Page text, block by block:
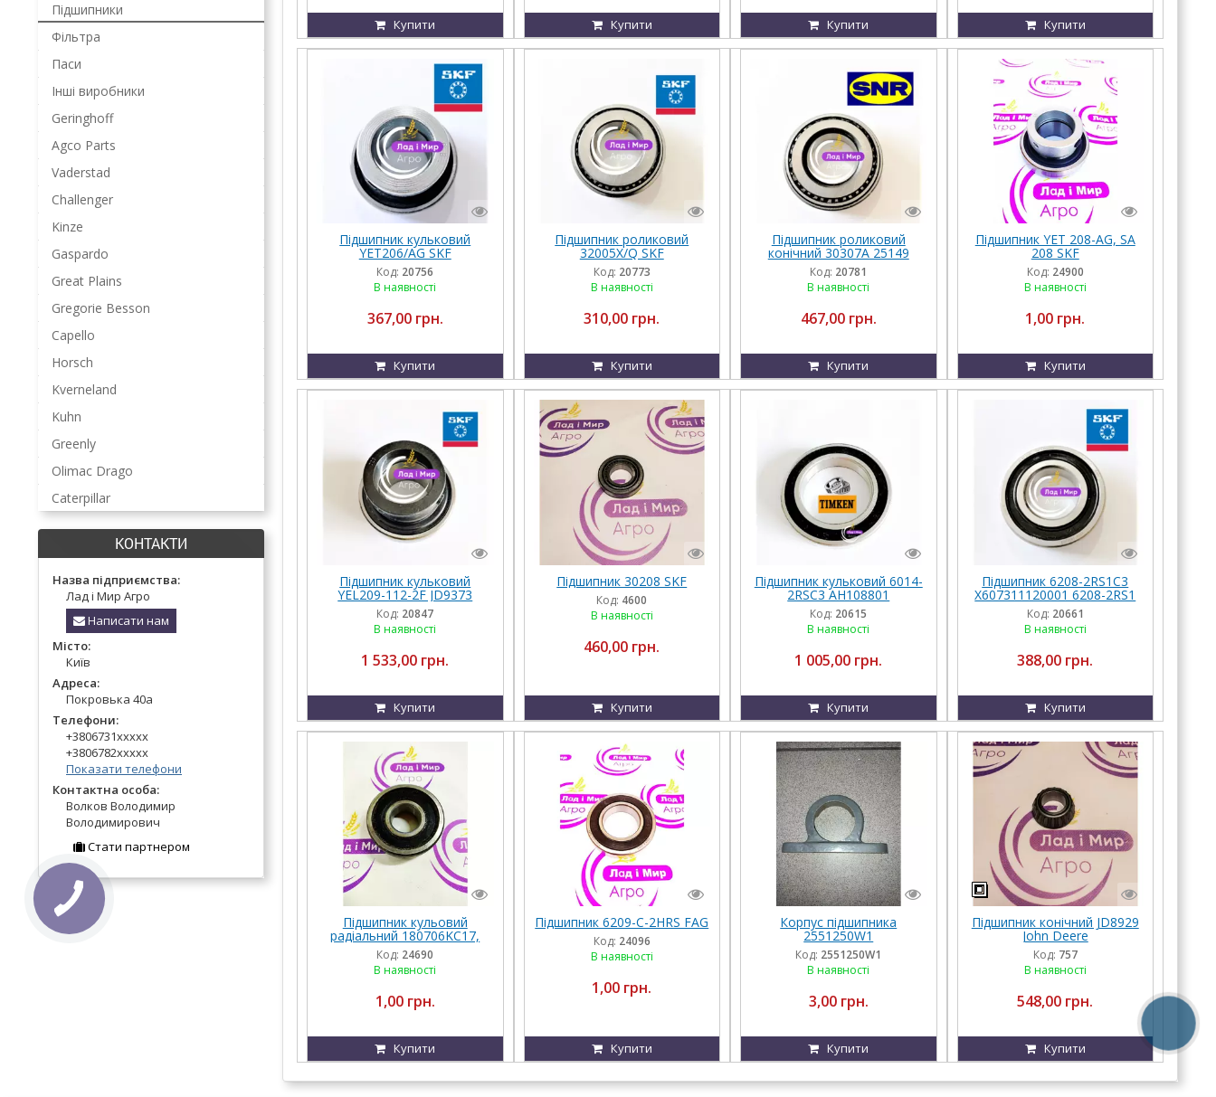
Купити Купити Купити Купити
Підшипник кульковий
YET206/AG SKF
Код: 20756
В наявності
367,00 грн.
Купити
Підшипник роликовий
32005X/Q SKF
Код: 20773
В наявності
310,00 грн.
Купити
Підшипник роликовий
конічний 30307A 25149
2436830 30307 4T-30307
SNR
Код: 20781
В наявності
467,00 грн.
Купити
Підшипник YET 208-AG, SA
208 SKF
Код: 24900
В наявності
1,00 грн.
Купити
Підшипник кульковий
YEL209-112-2F JD9373
W208HPPB16 70539158
UEL209-112D1W3 SKF
Код: 20847
В наявності
1 533,00 грн.
Купити
Підшипник 30208 SKF
Код: 4600
В наявності
460,00 грн.
Купити
Підшипник кульковий 6014-
2RSC3 AH108801
X605506301000 2157220
Timken
Код: 20615
В наявності
1 005,00 грн.
Купити
Підшипник 6208-2RS1C3
X607311120001 6208-2RS1
SKF
Код: 20661
В наявності
388,00 грн.
Купити
Підшипник кульовий
радіальний 180706KC17,
180706 KC17
Код: 24690
В наявності
1,00 грн.
Купити
Підшипник 6209-C-2HRS FAG
Код: 24096
В наявності
1,00 грн.
Купити
Корпус підшипника
2551250W1
Код: 2551250W1
В наявності
3,00 грн.
Купити
Підшипник конічний JD8929
John Deere
Код: 757
В наявності
548,00 грн.
Купити
Підшипники
Фільтра
Паси
Інші виробники
Geringhoff
Agco Parts
Vaderstad
Challenger
Kinze
Gaspardo
Great Plains
Gregorie Besson
Capello
Horsch
Kverneland
Kuhn
Greenly
Olimac Drago
Caterpillar
КОНТАКТИ
Назва підприємства:
Лад і Мир Агро
Написати нам
Місто:
Київ
Адреса:
Покровька 40а
Телефони:
+3806731xxxxx
+3806782xxxxx
Показати телефони
Контактна особа:
Волков Володимир
Володимирович
Стати партнером